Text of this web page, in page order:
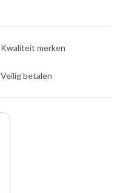
Kwaliteit merken
Veilig betalen